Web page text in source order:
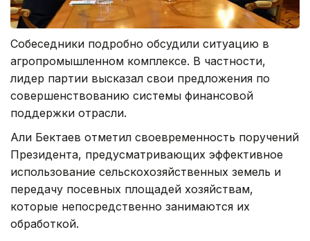
Собеседники подробно обсудили ситуацию в
агропромышленном комплексе. В частности,
лидер партии высказал свои предложения по
совершенствованию системы финансовой
поддержки отрасли.
Али Бектаев отметил своевременность поручений
Президента, предусматривающих эффективное
использование сельскохозяйственных земель и
передачу посевных площадей хозяйствам,
которые непосредственно занимаются их
обработкой.